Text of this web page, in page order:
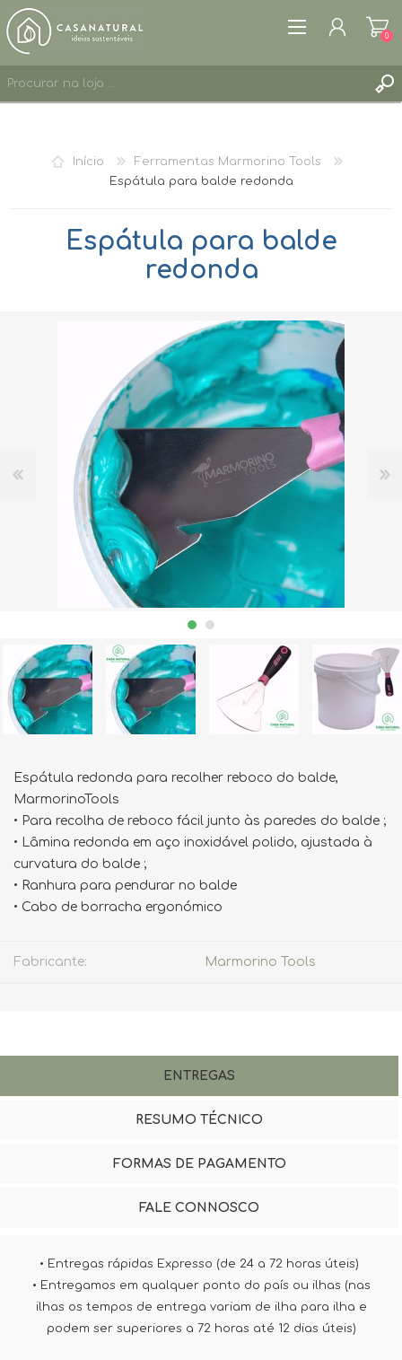
LISTA DE DESEJOS
0
Início
Ferramentas Marmorino Tools
Espátula para balde redonda
Espátula para balde
redonda
Espátula redonda para recolher reboco do balde,
MarmorinoTools
• Para recolha de reboco fácil junto às paredes do balde ;
• Lâmina redonda em aço inoxidável polido, ajustada à
curvatura do balde ;
• Ranhura para pendurar no balde
• Cabo de borracha ergonómico
Fabricante: Marmorino Tools
ENTREGAS
RESUMO TÉCNICO
FORMAS DE PAGAMENTO
FALE CONNOSCO
• Entregas rápidas Expresso (de 24 a 72 horas úteis)
• Entregamos em qualquer ponto do país ou ilhas (nas
ilhas os tempos de entrega variam de ilha para ilha e
podem ser superiores a 72 horas até 12 dias úteis)